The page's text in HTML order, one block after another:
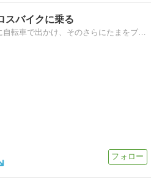
スバイクに乗る
こうしてアンチエはたまに自転車で出かけ、そのさらにたまをブログに書くことにした。